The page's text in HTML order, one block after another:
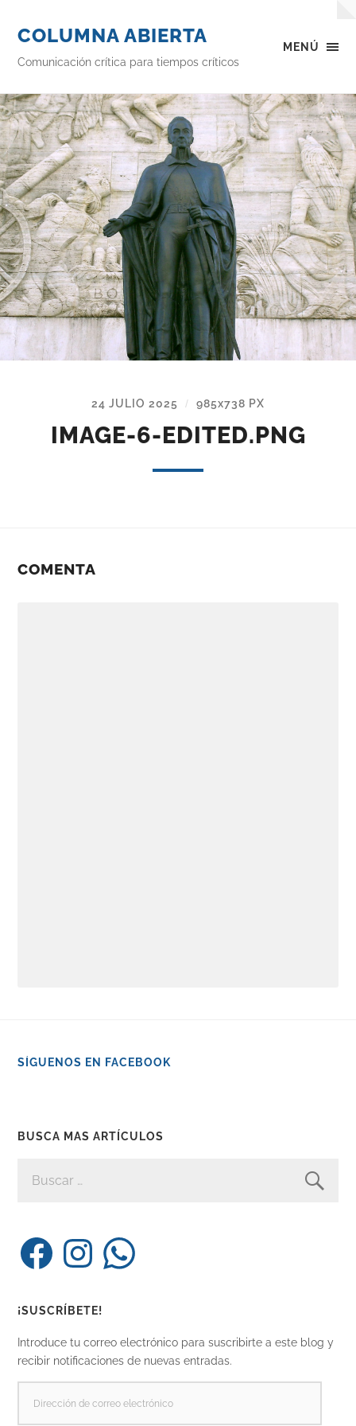
MENÚ
COLUMNA ABIERTA
Comunicación crítica para tiempos críticos
24 JULIO 2025 / 985x738 PX
IMAGE-6-EDITED.PNG
COMENTA
SÍGUENOS EN FACEBOOK
BUSCA MAS ARTÍCULOS
FacebookInstagramWhatsApp
¡SUSCRÍBETE!
Introduce tu correo electrónico para suscribirte a este blog y
recibir notificaciones de nuevas entradas.